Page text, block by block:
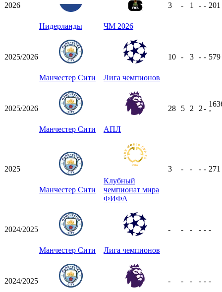
2026
Нидерланды ЧМ 2026
3 - 1 - - 201
2025/2026
Манчестер Сити Лига чемпионов
10 - 3 - - 579
2025/2026
Манчестер Сити АПЛ
28 5 2 2-
ʼ
2025
Манчестер Сити
Клубный
чемпионат мира
ФИФА
3 - - - - 271
2024/2025
Манчестер Сити Лига чемпионов
- - - - - -
2024/2025 - - - - - -